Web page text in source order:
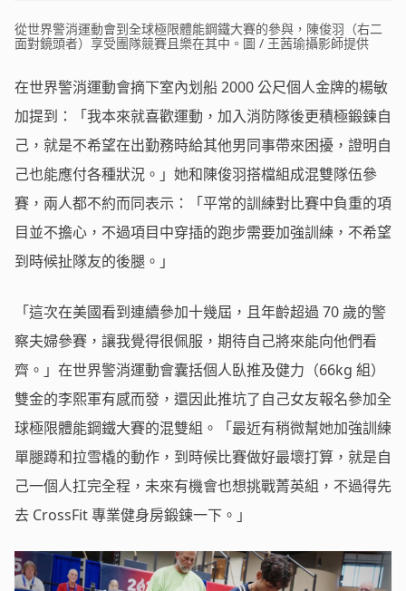
從世界警消運動會到全球極限體能鋼鐵大賽的參與，陳俊羽（右二
面對鏡頭者）享受團隊競賽且樂在其中。圖 / 王茜瑜攝影師提供
在世界警消運動會摘下室內划船 2000 公尺個人金牌的楊敏
加提到：「我本來就喜歡運動，加入消防隊後更積極鍛鍊自
己，就是不希望在出勤務時給其他男同事帶來困擾，證明自
己也能應付各種狀況。」她和陳俊羽搭檔組成混雙隊伍參
賽，兩人都不約而同表示：「平常的訓練對比賽中負重的項
目並不擔心，不過項目中穿插的跑步需要加強訓練，不希望
到時候扯隊友的後腿。」
「這次在美國看到連續參加十幾屆，且年齡超過 70 歲的警
察夫婦參賽，讓我覺得很佩服，期待自己將來能向他們看
齊。」在世界警消運動會囊括個人臥推及健力（66kg 組）
雙金的李熙軍有感而發，還因此推坑了自己女友報名參加全
球極限體能鋼鐵大賽的混雙組。「最近有稍微幫她加強訓練
單腿蹲和拉雪橇的動作，到時候比賽做好最壞打算，就是自
己一個人扛完全程，未來有機會也想挑戰菁英組，不過得先
去 CrossFit 專業健身房鍛鍊一下。」